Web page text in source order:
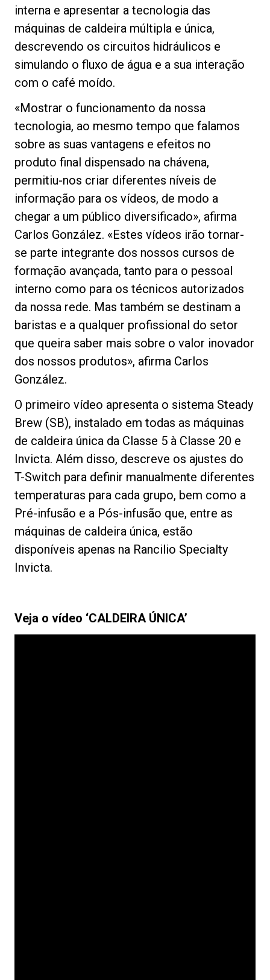
interna e apresentar a tecnologia das
máquinas de caldeira múltipla e única,
descrevendo os circuitos hidráulicos e
simulando o fluxo de água e a sua interação
com o café moído.
«Mostrar o funcionamento da nossa
tecnologia, ao mesmo tempo que falamos
sobre as suas vantagens e efeitos no
produto final dispensado na chávena,
permitiu-nos criar diferentes níveis de
informação para os vídeos, de modo a
chegar a um público diversificado», afirma
Carlos González. «Estes vídeos irão tornar-
se parte integrante dos nossos cursos de
formação avançada, tanto para o pessoal
interno como para os técnicos autorizados
da nossa rede. Mas também se destinam a
baristas e a qualquer profissional do setor
que queira saber mais sobre o valor inovador
dos nossos produtos», afirma Carlos
González.
O primeiro vídeo apresenta o sistema Steady
Brew (SB), instalado em todas as máquinas
de caldeira única da Classe 5 à Classe 20 e
Invicta. Além disso, descreve os ajustes do
T-Switch para definir manualmente diferentes
temperaturas para cada grupo, bem como a
Pré-infusão e a Pós-infusão que, entre as
máquinas de caldeira única, estão
disponíveis apenas na Rancilio Specialty
Invicta.
Veja o vídeo ‘CALDEIRA ÚNICA’